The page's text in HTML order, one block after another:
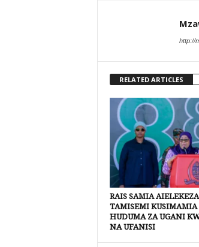
http://
RELATED ARTICLES
RAIS SAMIA AIELEKEZA
TAMISEMI KUSIMAMIA
HUDUMA ZA UGANI
NA UFANISI